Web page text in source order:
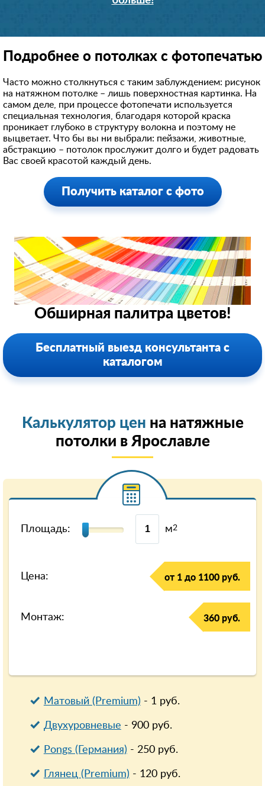
Подробнее о потолках с фотопечатью
Часто можно столкнуться с таким заблуждением: рисунок
на натяжном потолке – лишь поверхностная картинка. На
самом деле, при процессе фотопечати используется
специальная технология, благодаря которой краска
проникает глубоко в структуру волокна и поэтому не
выцветает. Что бы вы ни выбрали: пейзажи, животные,
абстракцию – потолок прослужит долго и будет радовать
Вас своей красотой каждый день.
Получить каталог с фото
Обширная палитра цветов!
Бесплатный выезд консультанта с
каталогом
Калькулятор цен на натяжные
потолки в Ярославле
Площадь: м2
Цена: от 1 до 1100 руб.
Монтаж: 360 руб.
Матовый (Premium) - 1руб.
Двухуровневые - 900руб.
Pongs (Германия) - 250руб.
Глянец (Premium) - 120руб.